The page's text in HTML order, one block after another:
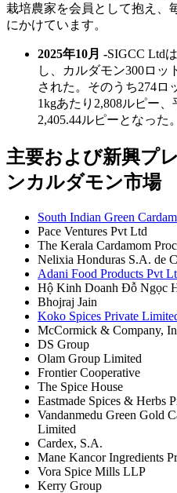
栽培農家を会員として抱え、
にかけています。
2025年10月 -SIGCC Ltd
し、カルダモン300ロッ
された。そのうち274ロ
1kgあたり2,808ルピー
2,405.44ルピーとなった。
主要および新興プ
ンカルダモン市場
South Indian Green
Pace Ventures Pvt Ltd
The Kerala Cardamom
Nelixia Honduras S.A. de
Adani Food Products Pvt
Hộ Kinh Doanh Đỗ Ngọc
Bhojraj Jain
Koko Spices Private
McCormick & Company,
DS Group
Olam Group Limited
Frontier Cooperative
The Spice House
Eastmade Spices & Herbs
Vandanmedu Green Gold
Limited
Cardex, S.A.
Mane Kancor Ingredients
Vora Spice Mills LLP
Kerry Group